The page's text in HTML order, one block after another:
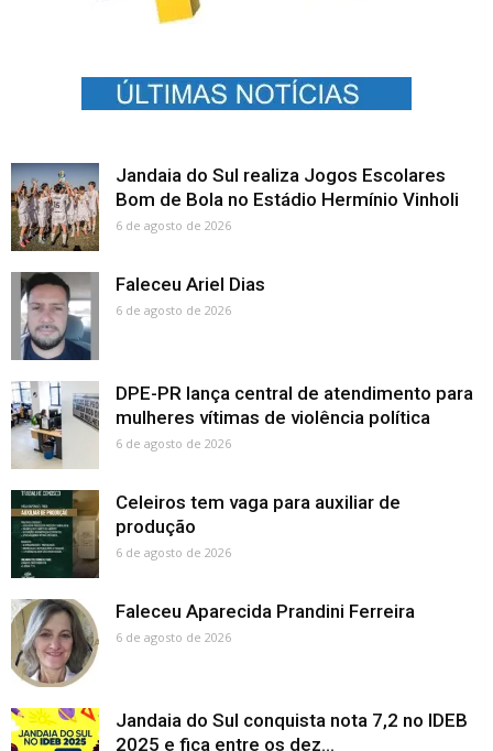
Jandaia do Sul realiza Jogos Escolares
Bom de Bola no Estádio Hermínio Vinholi
6 de agosto de 2026
Faleceu Ariel Dias
6 de agosto de 2026
DPE-PR lança central de atendimento para
mulheres vítimas de violência política
6 de agosto de 2026
Celeiros tem vaga para auxiliar de
produção
6 de agosto de 2026
Faleceu Aparecida Prandini Ferreira
6 de agosto de 2026
Jandaia do Sul conquista nota 7,2 no IDEB
2025 e fica entre os dez...